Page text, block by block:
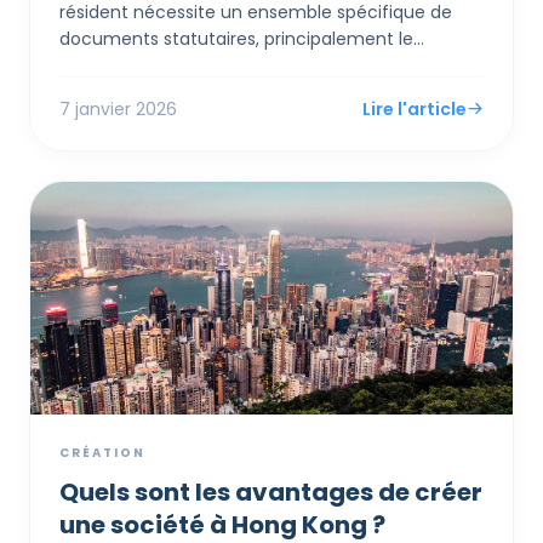
résident nécessite un ensemble spécifique de
documents statutaires, principalement le
aux normes modernes AML/KYC. Bien que le
non négociable pour obtenir à la fois un Certificat
d'Incorporation et un compte bancaire
professionnel fonctionnel.
7 janvier 2026 Lire l'article
CRÉATION
Quels sont les avantages de créer
une société à Hong Kong ?